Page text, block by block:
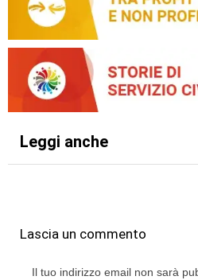
Leggi anche
Lascia un commento
Il tuo indirizzo email non sarà